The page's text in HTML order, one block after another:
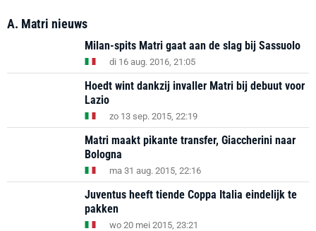
A. Matri nieuws
Milan-spits Matri gaat aan de slag bij Sassuolo
di 16 aug. 2016, 21:05
Hoedt wint dankzij invaller Matri bij debuut voor
Lazio
zo 13 sep. 2015, 22:19
Matri maakt pikante transfer, Giaccherini naar
Bologna
ma 31 aug. 2015, 22:16
Juventus heeft tiende Coppa Italia eindelijk te
pakken
wo 20 mei 2015, 23:21